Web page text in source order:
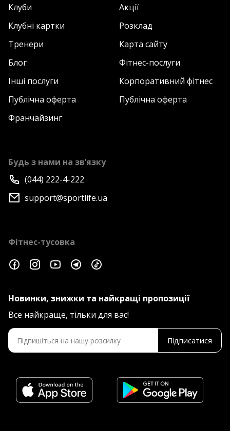
Клуби
Акції
Клубні картки
Розклад
Тренери
Карта сайту
Блог
Фітнес-послуги
Інші послуги
Корпоративний фітнес
Публічна оферта
Публічна оферта
Франчайзинг
Будь з нами на зв’язку
(044) 222-4-222
support@sportlife.ua
Фітнес-тусовка
Новинки, знижки та найкращі пропозиції
Все найкраще, тільки для вас!
Підписатися